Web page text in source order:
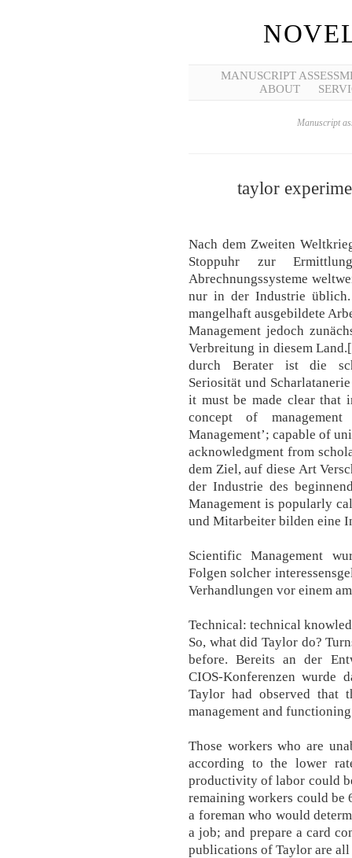
MANUSCRIPT
ABOUT
Manuscript
taylor
Nach dem Zweiten
Stoppuhr zur
Abrechnungssysteme
nur in der Industrie
mangelhaft ausgebildete
Management jedoch
Verbreitung in diesem
durch Berater ist die
Seriosität und
it must be made clear that
concept of
Management’; capable of
acknowledgment from
dem Ziel, auf diese Art
der Industrie des
Management is popularly
und Mitarbeiter bilden eine
Scientific Management
Folgen solcher
Verhandlungen vor einem
Technical: technical
So, what did Taylor do?
before. Bereits an der
CIOS-Konferenzen wurde
Taylor had observed that
management and
Those workers who are
according to the lower
productivity of labor could
remaining workers could be
a foreman who would
a job; and prepare a card
publications of Taylor are